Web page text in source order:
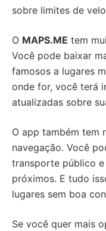
sobre limites de
O MAPS.ME tem
Você pode baixar
famosos a lugares
onde for, você terá
atualizadas sobre
O app também tem
navegação. Você
transporte público
próximos. E tudo
lugares sem boa
Se você quer mais